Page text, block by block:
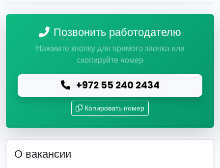
Позвонить работодателю
Нажмите кнопку для прямого звонка или
скопируйте номер
+972 55 240 2434
Копировать номер
О вакансии